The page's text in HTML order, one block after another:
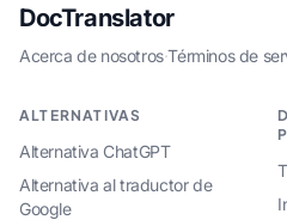
DocTranslator
Acerca de nosotros·Términos de
ALTERNATIVAS
Alternativa ChatGPT
Alternativa al traductor de
Google